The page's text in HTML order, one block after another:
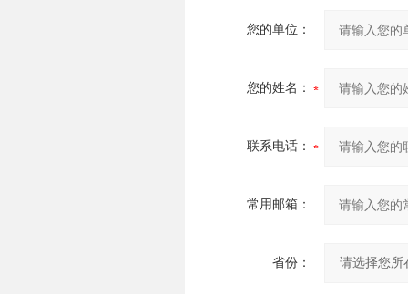
您的单位：
您的姓名：
联系电话：
常用邮箱：
省份：